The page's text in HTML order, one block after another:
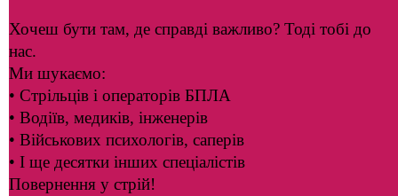
Хочеш бути там, де справді важливо? Тоді тобі до
нас.
Ми шукаємо:
• Стрільців і операторів БПЛА
• Водіїв, медиків, інженерів
• Військових психологів, саперів
• І ще десятки інших спеціалістів
Повернення у стрій!